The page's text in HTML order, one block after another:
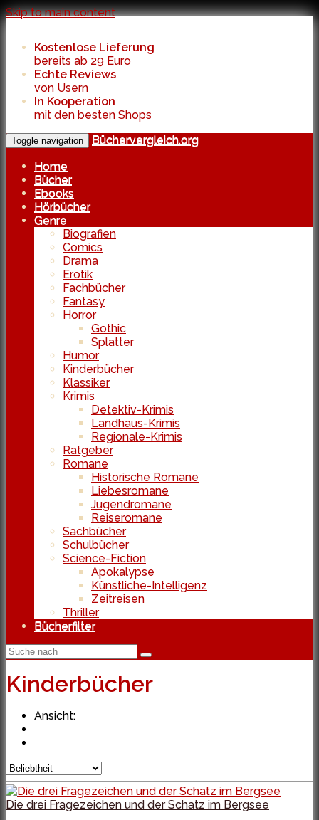
Skip to main content
Kostenlose Lieferung
bereits ab 29 Euro
Echte Reviews
von Usern
In Kooperation
mit den besten Shops
Toggle navigation
Büchervergleich.org
Home
Bücher
Ebooks
Hörbücher
Genre
Biografien
Comics
Drama
Erotik
Fachbücher
Fantasy
Horror
Gothic
Splatter
Humor
Kinderbücher
Klassiker
Krimis
Detektiv-Krimis
Landhaus-Krimis
Regionale-Krimis
Ratgeber
Romane
Historische Romane
Liebesromane
Jugendromane
Reiseromane
Sachbücher
Schulbücher
Science-Fiction
Apokalypse
Künstliche-Intelligenz
Zeitreisen
Thriller
Bücherfilter
Kinderbücher
Ansicht:
Die drei Fragezeichen und der Schatz im Bergsee